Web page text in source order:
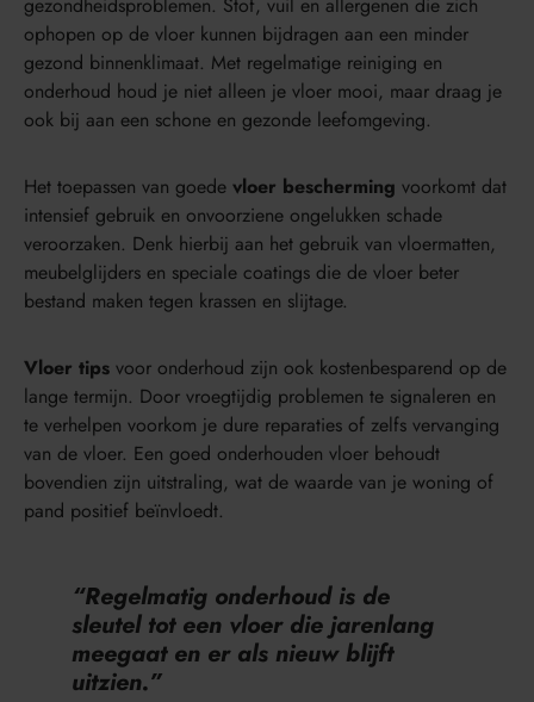
gezondheidsproblemen. Stof, vuil en allergenen die zich
ophopen op de vloer kunnen bijdragen aan een minder
gezond binnenklimaat. Met regelmatige reiniging en
onderhoud houd je niet alleen je vloer mooi, maar draag je
ook bij aan een schone en gezonde leefomgeving.
Het toepassen van goede vloer bescherming voorkomt dat
intensief gebruik en onvoorziene ongelukken schade
veroorzaken. Denk hierbij aan het gebruik van vloermatten,
meubelglijders en speciale coatings die de vloer beter
bestand maken tegen krassen en slijtage.
Vloer tips voor onderhoud zijn ook kostenbesparend op de
lange termijn. Door vroegtijdig problemen te signaleren en
te verhelpen voorkom je dure reparaties of zelfs vervanging
van de vloer. Een goed onderhouden vloer behoudt
bovendien zijn uitstraling, wat de waarde van je woning of
pand positief beïnvloedt.
“Regelmatig onderhoud is de
sleutel tot een vloer die jarenlang
meegaat en er als nieuw blijft
uitzien.”